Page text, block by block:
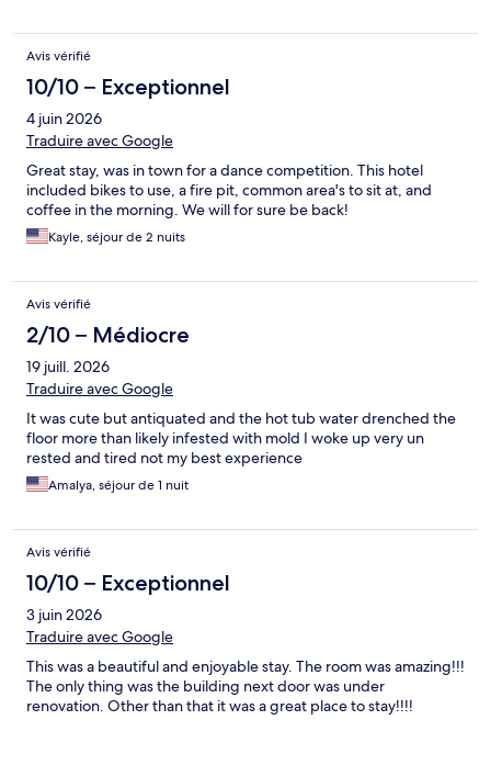
Avis vérifié
10/10 – Exceptionnel
4 juin 2026
Traduire avec Google
Great stay, was in town for a dance competition. This hotel
included bikes to use, a fire pit, common area's to sit at, and
coffee in the morning. We will for sure be back!
Kayle, séjour de 2 nuits
Avis vérifié
2/10 – Médiocre
19 juill. 2026
Traduire avec Google
It was cute but antiquated and the hot tub water drenched the
floor more than likely infested with mold I woke up very un
rested and tired not my best experience
Amalya, séjour de 1 nuit
Avis vérifié
10/10 – Exceptionnel
3 juin 2026
Traduire avec Google
This was a beautiful and enjoyable stay. The room was amazing!!!
The only thing was the building next door was under
renovation. Other than that it was a great place to stay!!!!